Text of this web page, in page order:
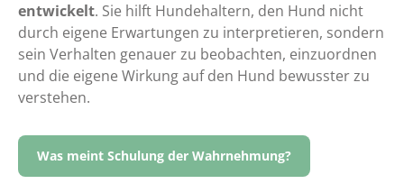
entwickelt. Sie hilft Hundehaltern, den Hund nicht
durch eigene Erwartungen zu interpretieren, sondern
sein Verhalten genauer zu beobachten, einzuordnen
und die eigene Wirkung auf den Hund bewusster zu
verstehen.
Was meint Schulung der Wahrnehmung?